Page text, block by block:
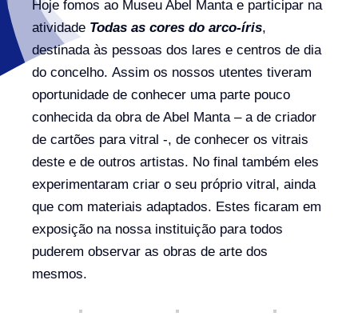
Hoje fomos ao Museu Abel Manta e participar na
atividade Todas as cores do arco-íris,
destinada às pessoas dos lares e centros de dia
do concelho. Assim os nossos utentes tiveram
oportunidade de conhecer uma parte pouco
conhecida da obra de Abel Manta – a de criador
de cartões para vitral -, de conhecer os vitrais
deste e de outros artistas. No final também eles
experimentaram criar o seu próprio vitral, ainda
que com materiais adaptados. Estes ficaram em
exposição na nossa instituição para todos
puderem observar as obras de arte dos
mesmos.